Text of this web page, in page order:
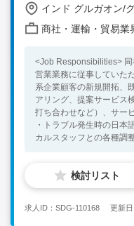
インド グルガオン/
商社・運輸・貿易業
<Job Responsibilities>
営業業務に従事していた
系企業顧客の新規開拓、
アリング、提案サービス
打ち合わせなど）、サー
・トラブル発生時の日本
カルスタッフとの各種調
中心に習熟度に応じて
ます。 <Necessary Skill / Experience > ・長期での就業をご検討
されている方 ・主体的に
・マネジメント経験をお持ちの方
検討リスト
求人ID：SDG-110168 更新